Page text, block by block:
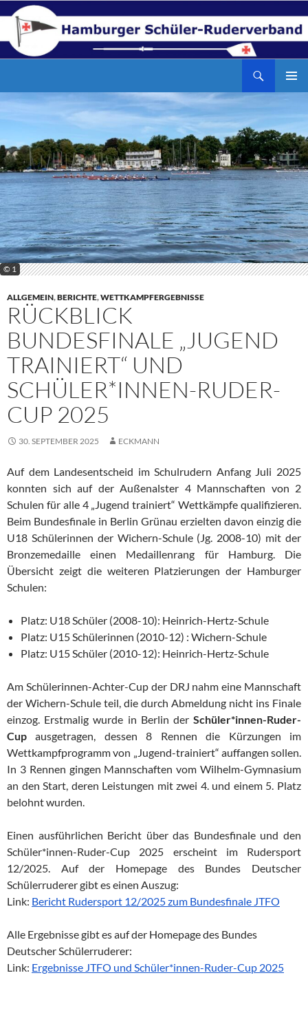
Zum
Inhalt
springen
© 1
ALLGEMEIN,BERICHTE,WETTKAMPFERGEBNISSE
RÜCKBLICK
BUNDESFINALE „JUGEND
TRAINIERT“ UND
SCHÜLER*INNEN-RUDER-
CUP 2025
30. SEPTEMBER 2025 ECKMANN
Auf dem Landesentscheid im Schulrudern Anfang Juli 2025
konnten sich auf der Außenalster 4 Mannschaften von 2
Schulen für alle 4 „Jugend trainiert“ Wettkämpfe qualifizieren.
Beim Bundesfinale in Berlin Grünau erzielten davon einzig die
U18 Schülerinnen der Wichern-Schule (Jg. 2008-10) mit der
Bronzemedaille einen Medaillenrang für Hamburg. Die
Übersicht zeigt die weiteren Platzierungen der Hamburger
Schulen:
Platz: U18 Schüler (2008-10): Heinrich-Hertz-Schule
Platz: U15 Schülerinnen (2010-12) : Wichern-Schule
Platz: U15 Schüler (2010-12): Heinrich-Hertz-Schule
Am Schülerinnen-Achter-Cup der DRJ nahm eine Mannschaft
der Wichern-Schule teil, die durch Abmeldung nicht ins Finale
einzog. Erstmalig wurde in Berlin der Schüler*innen-Ruder-
Cup ausgetragen, dessen 8 Rennen die Kürzungen im
Wettkampfprogramm von „Jugend-trainiert“ auffangen sollen.
In 3 Rennen gingen Mannschaften vom Wilhelm-Gymnasium
an den Start, deren Leistungen mit zwei 4. und einem 5. Platz
belohnt wurden.
Einen ausführlichen Bericht über das Bundesfinale und den
Schüler*innen-Ruder-Cup 2025 erscheint im Rudersport
12/2025. Auf der Homepage des Bundes Deutscher
Schülerruderer gibt es einen Auszug:
Link: Bericht Rudersport 12/2025 zum Bundesfinale JTFO
Alle Ergebnisse gibt es auf der Homepage des Bundes
Deutscher Schülerruderer:
Link: Ergebnisse JTFO und Schüler*innen-Ruder-Cup 2025